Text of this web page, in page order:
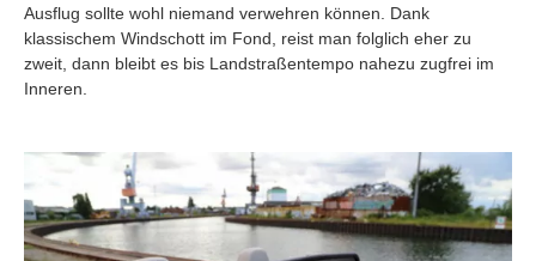
Ausflug sollte wohl niemand verwehren können. Dank
klassischem Windschott im Fond, reist man folglich eher zu
zweit, dann bleibt es bis Landstraßentempo nahezu zugfrei im
Inneren.